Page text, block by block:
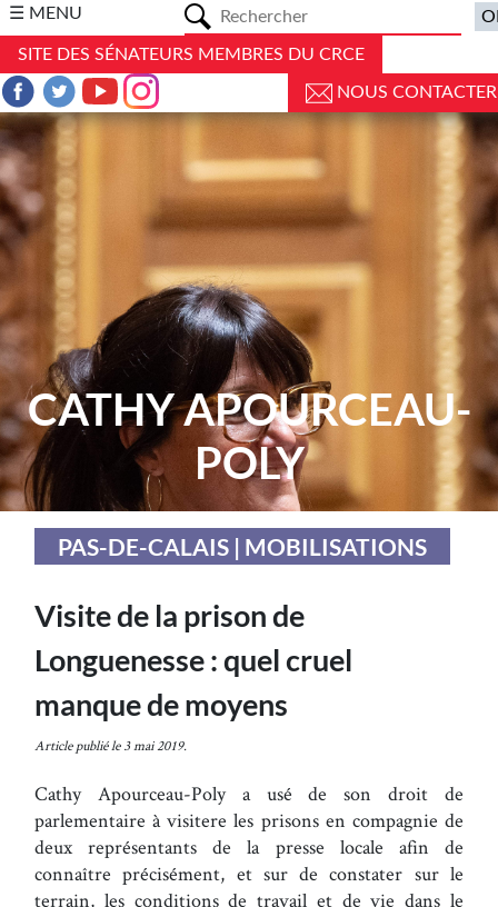
☰ MENU
SITE DES SÉNATEURS MEMBRES DU CRCE
NOUS CONTACTER
CATHY APOURCEAU-
POLY
PAS-DE-CALAIS | MOBILISATIONS
Visite de la prison de
Longuenesse : quel cruel
manque de moyens
Article publié le 3 mai 2019.
Cathy Apourceau-Poly a usé de son droit de
parlementaire à visitere les prisons en compagnie de
deux représentants de la presse locale afin de
connaître précisément, et sur de constater sur le
terrain, les conditions de travail et de vie dans le